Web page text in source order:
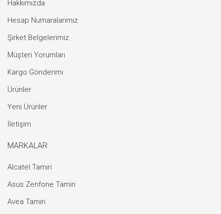
Hakkımızda
Hesap Numaralarımız
Şirket Belgelerimiz
Müşteri Yorumları
Kargo Gönderimi
Ürünler
Yeni Ürünler
İletişim
MARKALAR
Alcatel Tamiri
Asus Zenfone Tamiri
Avea Tamiri